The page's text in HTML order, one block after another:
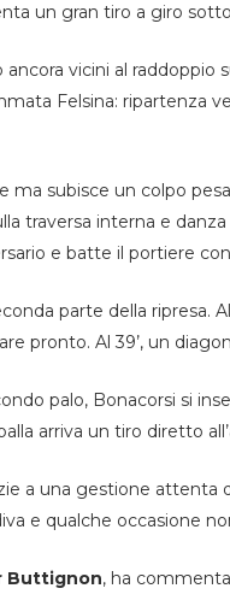
un gran tiro a giro
ancora vicini al
Felsina:
ma subisce un colpo
traversa interna e
e batte il portiere
parte della ripresa.
pronto. Al 39’, un
palo, Bonacorsi si
arriva un tiro diretto
a una gestione
e qualche occasione
Buttignon, ha